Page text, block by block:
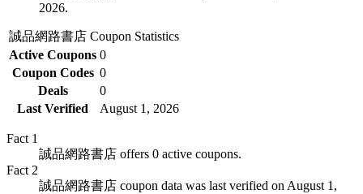
2026.
誠品網路書店 Coupon Statistics
Active Coupons 0
Coupon Codes 0
Deals
0
Last Verified
August 1, 2026
Fact 1
誠品網路書店 offers 0 active coupons.
Fact 2
誠品網路書店 coupon data was last verified on August 1,